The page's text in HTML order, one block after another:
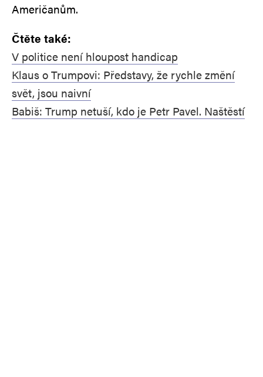
Američanům.
Čtěte také:
V politice není hloupost handicap
Klaus o Trumpovi: Představy, že rychle změní
svět, jsou naivní
Babiš: Trump netuší, kdo je Petr Pavel. Naštěstí